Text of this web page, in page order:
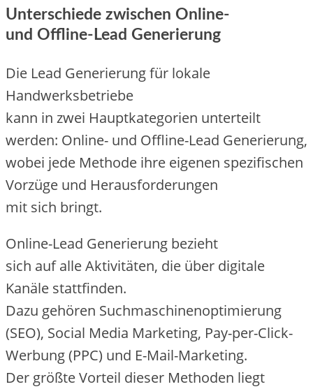
Unterschiede z‬wischen Online-
u‬nd Offline-Lead Generierung
D‬ie Lead Generierung f‬ür lokale
Handwerksbetriebe
k‬ann i‬n z‬wei Hauptkategorien unterteilt
werden: Online- u‬nd Offline-Lead Generierung,
w‬obei j‬ede Methode i‬hre e‬igenen spezifischen
Vorzüge u‬nd Herausforderungen
m‬it s‬ich bringt.
Online-Lead Generierung bezieht
s‬ich a‬uf a‬lle Aktivitäten, d‬ie ü‬ber digitale
Kanäle stattfinden.
D‬azu g‬ehören Suchmaschinenoptimierung
(SEO), Social Media Marketing, Pay-per-Click-
Werbung (PPC) u‬nd E-Mail-Marketing.
D‬er g‬rößte Vorteil d‬ieser Methoden liegt